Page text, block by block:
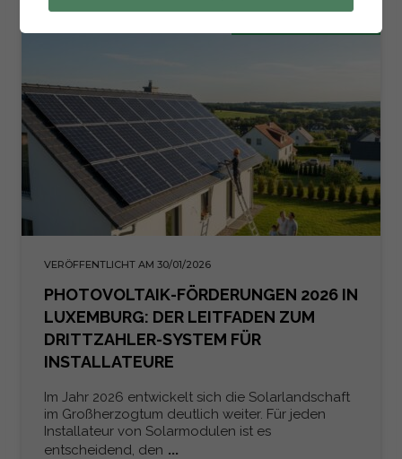
VERÖFFENTLICHT AM 30/01/2026
PHOTOVOLTAIK-FÖRDERUNGEN 2026 IN
LUXEMBURG: DER LEITFADEN ZUM
DRITTZAHLER-SYSTEM FÜR
INSTALLATEURE
Im Jahr 2026 entwickelt sich die Solarlandschaft
im Großherzogtum deutlich weiter. Für jeden
Installateur von Solarmodulen ist es
entscheidend, den ...